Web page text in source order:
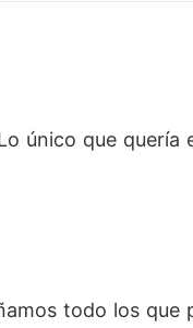
único que quería
todo los que